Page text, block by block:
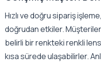
Hızlı ve doğru sipariş
doğrudan etkiler.
belirli bir renkteki renkli
kısa sürede ulaşabilirler.